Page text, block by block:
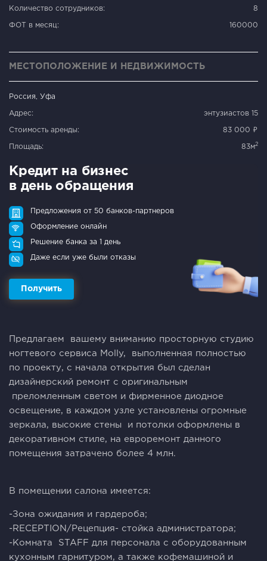
Количество сотрудников: 8
ФОТ в месяц: 160000
МЕСТОПОЛОЖЕНИЕ И НЕДВИЖИМОСТЬ
Россия, Уфа
Адрес: энтузиастов 15
Стоимость аренды: 83 000 ₽
Площадь: 83м2
Кредит на бизнес
в день обращения
Предложения от 50 банков-партнеров
Оформление онлайн
Решение банка за 1 день
Даже если уже были отказы
Получить
Предлагаем вашему вниманию просторную студию
ногтевого сервиса Molly, выполненная полностью
по проекту, с начала открытия был сделан
дизайнерский ремонт с оригинальным
преломленным светом и фирменное диодное
освещение, в каждом узле установлены огромные
зеркала, высокие стены и потолки оформлены в
декоративном стиле, на евроремонт данного
помещения затрачено более 4 млн.
В помещении салона имеется:
-Зона ожидания и гардероба;
-RECEPTION/Рецепция- стойка администратора;
-Комната STAFF для персонала с оборудованным
кухонным гарнитуром, а также кофемашиной и